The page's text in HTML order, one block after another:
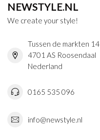
NEWSTYLE.NL
We create your style!
Tussen de markten 14
4701 AS Roosendaal
Nederland
0165 535 096
info@newstyle.nl